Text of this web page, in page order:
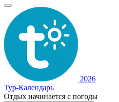
2026
Тур-Календарь
Отдых начинается с погоды